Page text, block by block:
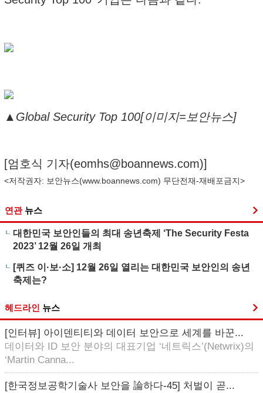
▲Global Security Top 100[이미지=보안뉴스]
[엄호식 기자(eomhs@boannews.com)]
<저작권자: 보안뉴스(www.boannews.com) 무단전재-재배포금지>
연관 뉴스
대한민국 보안인들의 최대 송년축제 ‘The Security Festa
2023’ 12월 26일 개최
[퀴즈 이·보·소] 12월 26일 열리는 대한민국 보안인의 송년
축제는?
헤드라인 뉴스
[인터뷰] 아이덴티티와 데이터 보안으로 세계를 바꾼...
데이터와 ID 보안 분야의 대표기업 ‘네트릭스’(Netwrix)의
‘Martin Canna...
[한국정보공학기술사 보안을 論하다-45] 처벌이 곧...